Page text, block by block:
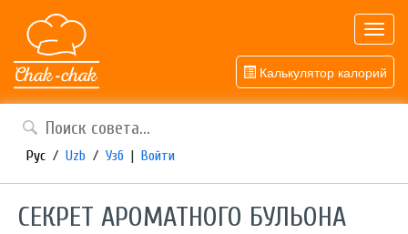
Калькулятор калорий
Рус / Uzb / Узб | Войти
СЕКРЕТ АРОМАТНОГО БУЛЬОНА